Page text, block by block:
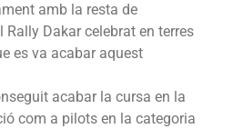
amb la resta de
Dakar celebrat en terres
es va acabar aquest
acabar la cursa en la
com a pilots en la categoria